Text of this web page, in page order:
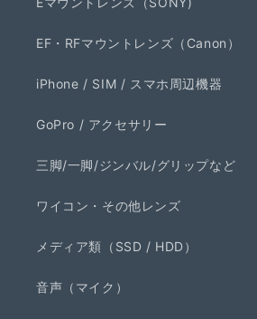
EF・RFマウントレンズ（Canon）
iPhone / SIM / スマホ周辺機器
GoPro / アクセサリー
三脚/一脚/ジンバル/グリップなど
ワイコン・その他レンズ
メディア類（SSD / HDD）
音声（マイク）